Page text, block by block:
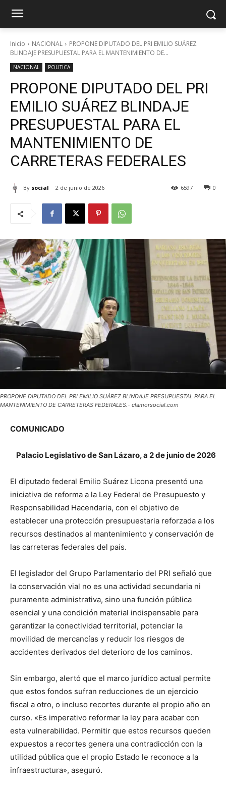
Inicio NACIONAL
PROPONE DIPUTADO DEL PRI EMILIO SUÁREZ
BLINDAJE PRESUPUESTAL PARA EL MANTENIMIENTO DE...
NACIONAL POLITICA
PROPONE DIPUTADO DEL PRI
EMILIO SUÁREZ BLINDAJE
PRESUPUESTAL PARA EL
MANTENIMIENTO DE
CARRETERAS FEDERALES
By social 2 de junio de 2026 0
6597
PROPONE DIPUTADO DEL PRI EMILIO SUÁREZ BLINDAJE PRESUPUESTAL PARA EL
MANTENIMIENTO DE CARRETERAS FEDERALES.- clamorsocial.com
COMUNICADO
Palacio Legislativo de San Lázaro, a 2 de junio de 2026
El diputado federal Emilio Suárez Licona presentó una
iniciativa de reforma a la Ley Federal de Presupuesto y
Responsabilidad Hacendaria, con el objetivo de
establecer una protección presupuestaria reforzada a los
recursos destinados al mantenimiento y conservación de
las carreteras federales del país.
El legislador del Grupo Parlamentario del PRI señaló que
la conservación vial no es una actividad secundaria ni
puramente administrativa, sino una función pública
esencial y una condición material indispensable para
garantizar la conectividad territorial, potenciar la
movilidad de mercancías y reducir los riesgos de
accidentes derivados del deterioro de los caminos.
Sin embargo, alertó que el marco jurídico actual permite
que estos fondos sufran reducciones de un ejercicio
fiscal a otro, o incluso recortes durante el propio año en
curso. «Es imperativo reformar la ley para acabar con
esta vulnerabilidad. Permitir que estos recursos queden
expuestos a recortes genera una contradicción con la
utilidad pública que el propio Estado le reconoce a la
infraestructura», aseguró.